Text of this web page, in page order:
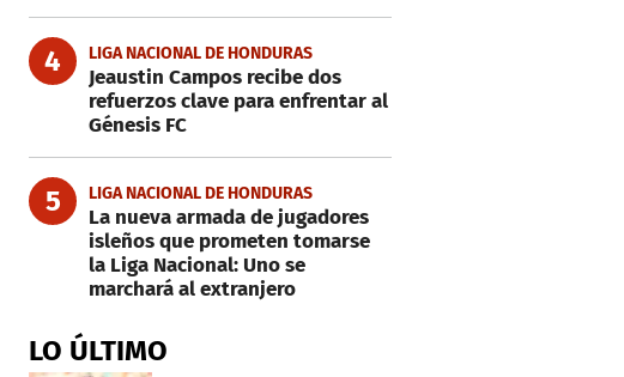
4 LIGA NACIONAL DE HONDURAS
Jeaustin Campos recibe dos
refuerzos clave para enfrentar al
Génesis FC
5 LIGA NACIONAL DE HONDURAS
La nueva armada de jugadores
isleños que prometen tomarse
la Liga Nacional: Uno se
marchará al extranjero
LO ÚLTIMO